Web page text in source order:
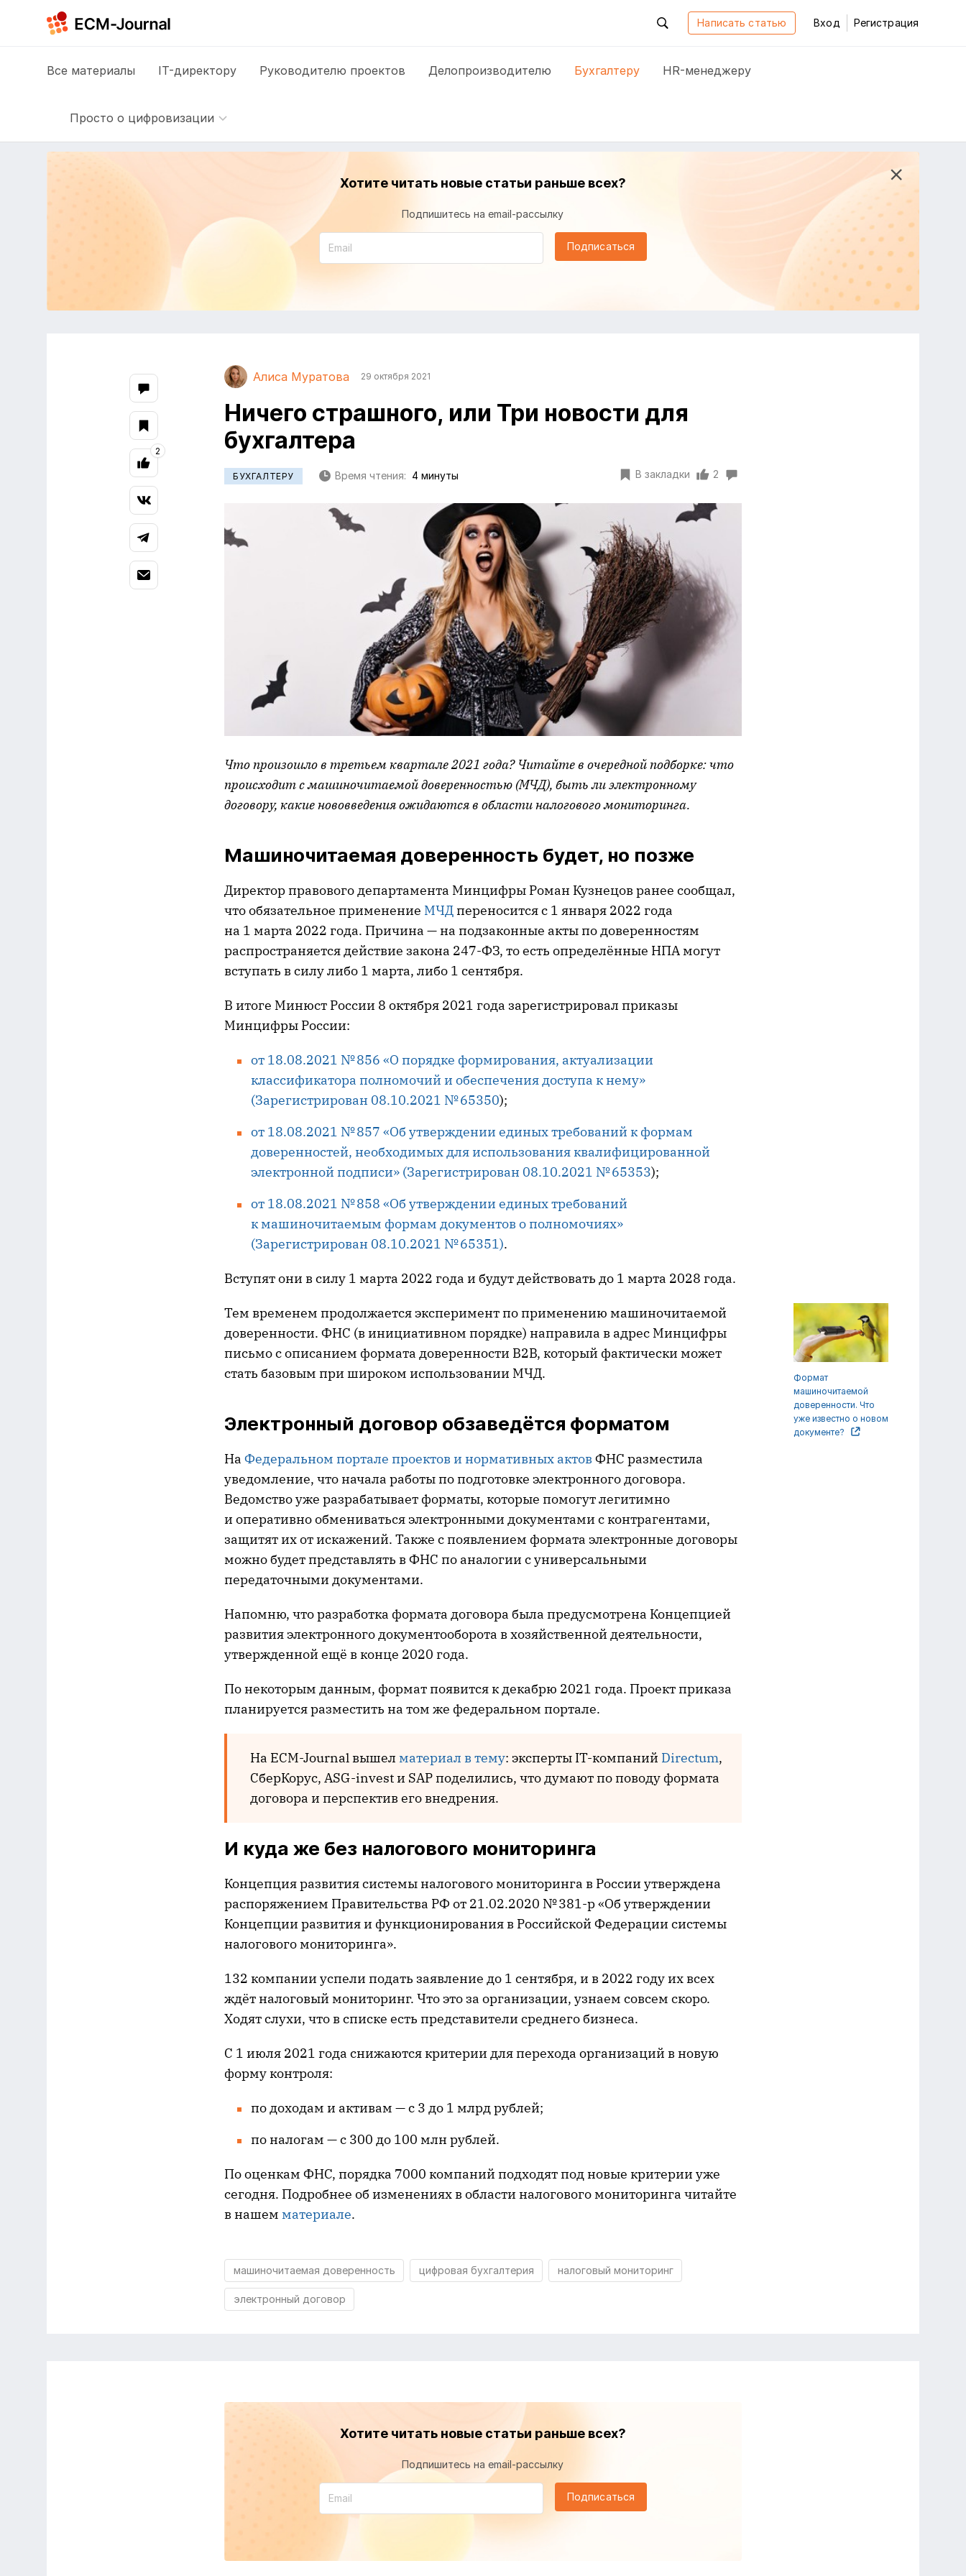
Написать статью Вход Регистрация
Все материалы IT-директору Руководителю проектов Делопроизводителю Бухгалтеру HR-менеджеру
Просто о цифровизации
Хотите читать новые статьи раньше всех?
Подпишитесь на email-рассылку
Подписаться
Алиса Муратова 29 октября 2021
Ничего страшного, или Три новости для
бухгалтера
БУХГАЛТЕРУ Время чтения: 4 минуты В закладки 2
Что произошло в третьем квартале 2021 года? Читайте в очередной подборке: что
происходит с машиночитаемой доверенностью (МЧД), быть ли электронному
договору, какие нововведения ожидаются в области налогового мониторинга.
Машиночитаемая доверенность будет, но позже
Директор правового департамента Минцифры Роман Кузнецов ранее сообщал,
что обязательное применение МЧДпереносится с 1 января 2022 года
на 1 марта 2022 года. Причина — на подзаконные акты по доверенностям
распространяется действие закона 247-ФЗ, то есть определённые НПА могут
вступать в силу либо 1 марта, либо 1 сентября.
В итоге Минюст России 8 октября 2021 года зарегистрировал приказы
Минцифры России:
от 18.08.2021 № 856 «О порядке формирования, актуализации
классификатора полномочий и обеспечения доступа к нему»
(Зарегистрирован 08.10.2021 № 65350);
от 18.08.2021 № 857 «Об утверждении единых требований к формам
доверенностей, необходимых для использования квалифицированной
электронной подписи» (Зарегистрирован 08.10.2021 № 65353);
от 18.08.2021 № 858 «Об утверждении единых требований
к машиночитаемым формам документов о полномочиях»
(Зарегистрирован 08.10.2021 № 65351).
Вступят они в силу 1 марта 2022 года и будут действовать до 1 марта 2028 года.
Тем временем продолжается эксперимент по применению машиночитаемой
доверенности. ФНС (в инициативном порядке) направила в адрес Минцифры
письмо с описанием формата доверенности В2В, который фактически может
стать базовым при широком использовании МЧД.
Формат
машиночитаемой
доверенности. Что
уже известно о новом
документе?
Электронный договор обзаведётся форматом
На Федеральном портале проектов и нормативных актов ФНС разместила
уведомление, что начала работы по подготовке электронного договора.
Ведомство уже разрабатывает форматы, которые помогут легитимно
и оперативно обмениваться электронными документами с контрагентами,
защитят их от искажений. Также с появлением формата электронные договоры
можно будет представлять в ФНС по аналогии с универсальными
передаточными документами.
Напомню, что разработка формата договора была предусмотрена Концепцией
развития электронного документооборота в хозяйственной деятельности,
утвержденной ещё в конце 2020 года.
По некоторым данным, формат появится к декабрю 2021 года. Проект приказа
планируется разместить на том же федеральном портале.
На ECM-Journal вышел материал в тему: эксперты IT-компаний Directum,
СберКорус, ASG-invest и SAP поделились, что думают по поводу формата
договора и перспектив его внедрения.
И куда же без налогового мониторинга
Концепция развития системы налогового мониторинга в России утверждена
распоряжением Правительства РФ от 21.02.2020 № 381-р «Об утверждении
Концепции развития и функционирования в Российской Федерации системы
налогового мониторинга».
132 компании успели подать заявление до 1 сентября, и в 2022 году их всех
ждёт налоговый мониторинг. Что это за организации, узнаем совсем скоро.
Ходят слухи, что в списке есть представители среднего бизнеса.
С 1 июля 2021 года снижаются критерии для перехода организаций в новую
форму контроля:
по доходам и активам — с 3 до 1 млрд рублей;
по налогам — с 300 до 100 млн рублей.
По оценкам ФНС, порядка 7000 компаний подходят под новые критерии уже
сегодня. Подробнее об изменениях в области налогового мониторинга читайте
в нашем материале.
машиночитаемая доверенность цифровая бухгалтерия налоговый мониторинг
электронный договор
2
Хотите читать новые статьи раньше всех?
Подпишитесь на email-рассылку
Подписаться